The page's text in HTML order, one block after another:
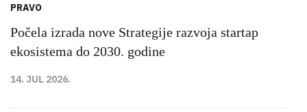
PRAVO
Počela izrada nove Strategije razvoja startap
ekosistema do 2030. godine
14. JUL 2026.